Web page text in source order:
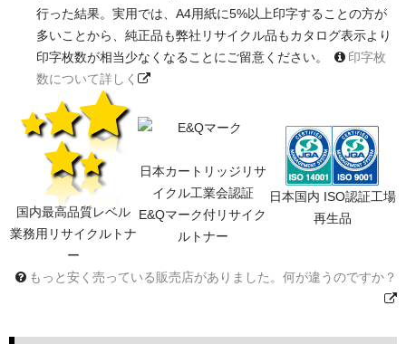
行った結果。実用では、A4用紙に5%以上印字することの方が
多いことから、純正品も弊社リサイクル品もカタログ表示より
印字枚数が相当少なくなることにご留意ください。
印字枚
数について詳しく
国内最高品質レベル
業務用リサイクルトナ
ー
日本カートリッジリサ
イクル工業会認証
E&Qマーク付リサイク
ルトナー
日本国内 ISO認証工場
再生品
もっと安く売っている販売店がありました。何が違うのですか？